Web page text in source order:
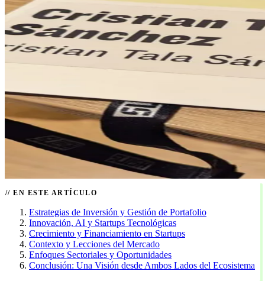
EN ESTE ARTÍCULO
Estrategias de Inversión y Gestión de Portafolio
Innovación, AI y Startups Tecnológicas
Crecimiento y Financiamiento en Startups
Contexto y Lecciones del Mercado
Enfoques Sectoriales y Oportunidades
Conclusión: Una Visión desde Ambos Lados del Ecosistema